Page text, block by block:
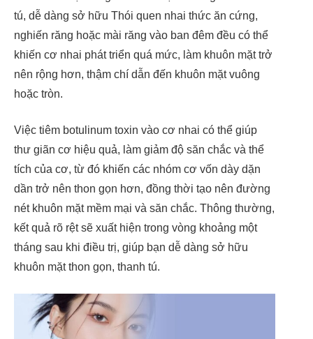
tú, dễ dàng sở hữu Thói quen nhai thức ăn cứng,
nghiến răng hoặc mài răng vào ban đêm đều có thể
khiến cơ nhai phát triển quá mức, làm khuôn mặt trở
nên rộng hơn, thậm chí dẫn đến khuôn mặt vuông
hoặc tròn.
Việc tiêm botulinum toxin vào cơ nhai có thể giúp
thư giãn cơ hiệu quả, làm giảm độ săn chắc và thể
tích của cơ, từ đó khiến các nhóm cơ vốn dày dặn
dần trở nên thon gọn hơn, đồng thời tạo nên đường
nét khuôn mặt mềm mại và săn chắc. Thông thường,
kết quả rõ rệt sẽ xuất hiện trong vòng khoảng một
tháng sau khi điều trị, giúp bạn dễ dàng sở hữu
khuôn mặt thon gọn, thanh tú.